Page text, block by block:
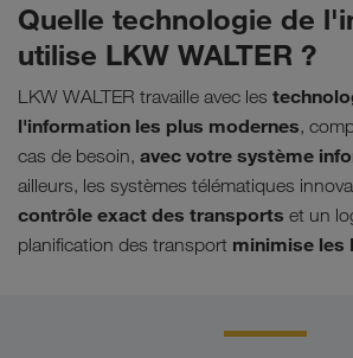
Quelle technologie de
utilise LKW WALTER ?
LKW WALTER travaille avec les
l'information les plus modernes,
cas de besoin, avec votre système
ailleurs, les systèmes télématiques
contrôle exact des transports et un
planification des transport minimise les